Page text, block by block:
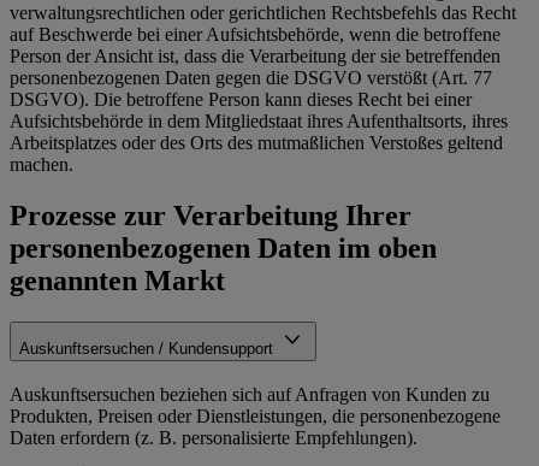
verwaltungsrechtlichen oder gerichtlichen Rechtsbefehls das Recht
auf Beschwerde bei einer Aufsichtsbehörde, wenn die betroffene
Person der Ansicht ist, dass die Verarbeitung der sie betreffenden
personenbezogenen Daten gegen die DSGVO verstößt (Art. 77
DSGVO). Die betroffene Person kann dieses Recht bei einer
Aufsichtsbehörde in dem Mitgliedstaat ihres Aufenthaltsorts, ihres
Arbeitsplatzes oder des Orts des mutmaßlichen Verstoßes geltend
machen.
Prozesse zur Verarbeitung Ihrer
personenbezogenen Daten im oben
genannten Markt
Auskunftsersuchen / Kundensupport
Auskunftsersuchen beziehen sich auf Anfragen von Kunden zu
Produkten, Preisen oder Dienstleistungen, die personenbezogene
Daten erfordern (z. B. personalisierte Empfehlungen).